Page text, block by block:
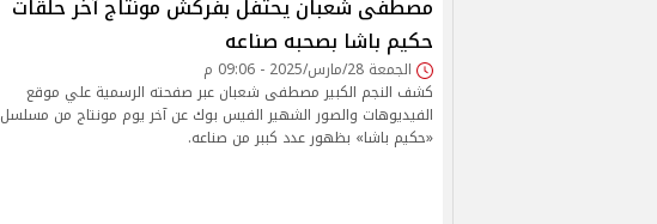
مصطفى شعبان يحتفل بفركش مونتاج آخر حلقات
حكيم باشا بصحبه صناعه
الجمعة 28/مارس/2025 - 09:06 م
كشف النجم الكبير مصطفى شعبان عبر صفحته الرسمية علي موقع
الفيديوهات والصور الشهير الفيس بوك عن آخر يوم مونتاج من مسلسل
«حكيم باشا» بظهور عدد كببر من صناعه.